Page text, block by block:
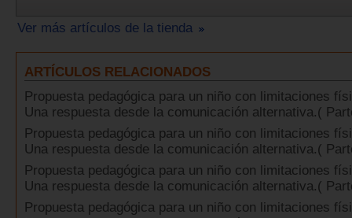
Ver más artículos de la tienda
ARTÍCULOS RELACIONADOS
Propuesta pedagógica para un niño con limitaciones
Una respuesta desde la comunicación alternativa.(
Propuesta pedagógica para un niño con limitaciones
Una respuesta desde la comunicación alternativa.(
Propuesta pedagógica para un niño con limitaciones
Una respuesta desde la comunicación alternativa.(
Propuesta pedagógica para un niño con limitaciones